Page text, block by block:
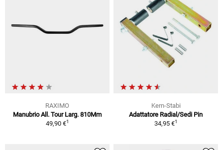
RAXIMO
Manubrio All. Tour Larg. 810Mm
49,90 €1
Kern-Stabi
Adattatore Radial/Sedi Pin
34,95 €1